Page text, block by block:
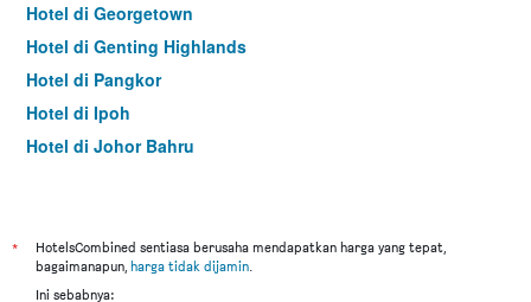
Hotel di Georgetown
Hotel di Genting Highlands
Hotel di Pangkor
Hotel di Ipoh
Hotel di Johor Bahru
Hotel di Kuching
Hotel di Batu Feringgi
*
HotelsCombined sentiasa berusaha mendapatkan harga yang tepat,
bagaimanapun, harga tidak dijamin.
Ini sebabnya: